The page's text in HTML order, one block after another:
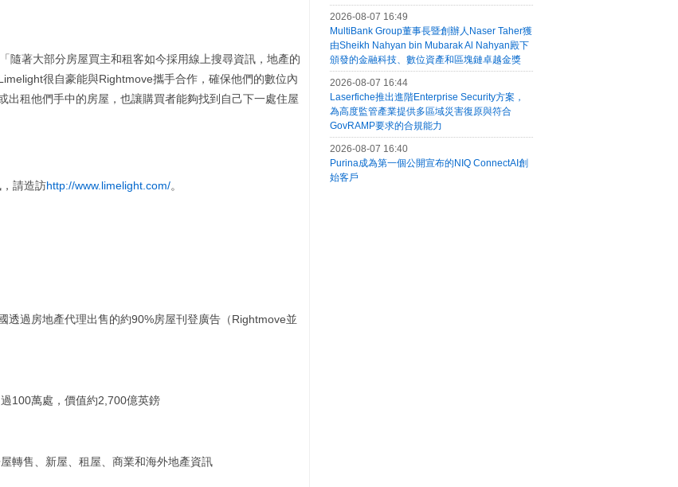
隨著大部分房屋買主和租客如今採用線上搜尋資訊，地產的
很自豪能與Rightmove攜手合作，確保他們的數位內
出租他們手中的房屋，也讓購買者能夠找到自己下一處住屋
請造訪http://www.limelight.com/。
透過房地產代理出售的約90%房屋刊登廣告（Rightmove並
100萬處，價值約2,700億英鎊
轉售、新屋、租屋、商業和海外地產資訊
2026-08-07 16:49
MultiBank Group董事長暨創辦人Naser Taher獲
由Sheikh Nahyan bin Mubarak Al Nahyan殿下
頒發的金融科技、數位資產和區塊鏈卓越金獎
2026-08-07 16:44
Laserfiche推出進階Enterprise Security方案，
為高度監管產業提供多區域災害復原與符合
GovRAMP要求的合規能力
2026-08-07 16:40
Purina成為第一個公開宣布的NIQ ConnectAI創
始客戶